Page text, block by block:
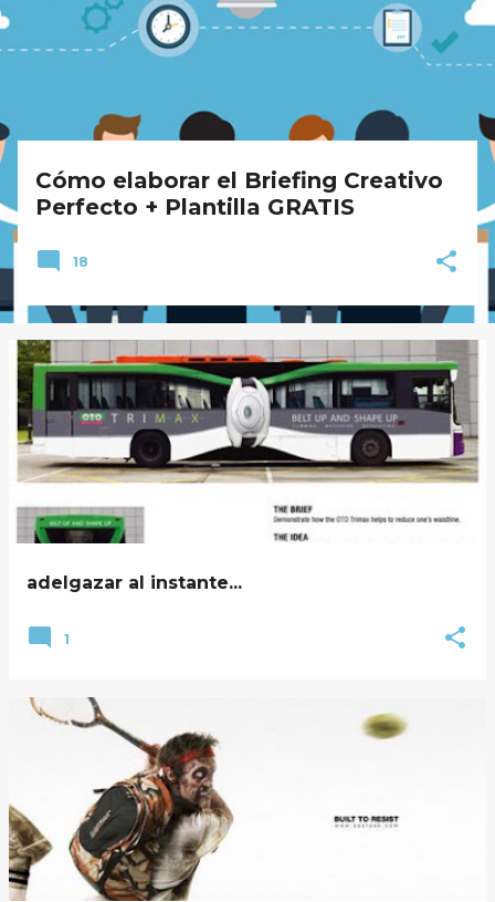
a
d
s
Cómo elaborar el Briefing Creativo
Perfecto + Plantilla GRATIS
18
adelgazar al instante...
1